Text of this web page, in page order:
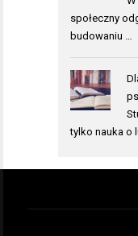
społeczny
budowaniu …
tylko nauka o